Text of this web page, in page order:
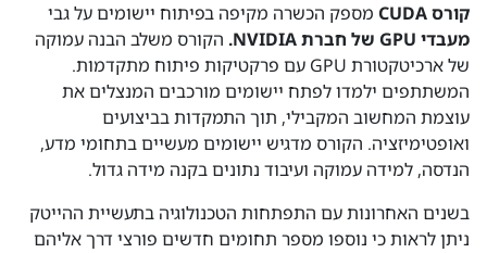
קורס CUDA
מספק הכשרה מקיפה בפיתוח יישומים על גבי
מעבדי GPU של חברת NVIDIA.
הקורס משלב הבנה עמוקה
של ארכיטקטורת GPU עם פרקטיקות פיתוח מתקדמות.
המשתתפים ילמדו לפתח יישומים מורכבים המנצלים את
עוצמת המחשוב המקבילי, תוך התמקדות בביצועים
ואופטימיזציה. הקורס מדגיש יישומים מעשיים בתחומי מדע,
הנדסה, למידה עמוקה ועיבוד נתונים בקנה מידה גדול.
בשנים האחרונות עם התפתחות הטכנולוגיה בתעשיית ההייטק
ניתן לראות כי נוספו מספר תחומים חדשים פורצי דרך אליהם